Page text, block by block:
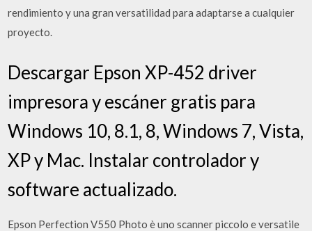
rendimiento y una gran versatilidad para adaptarse a cualquier
proyecto.
Descargar Epson XP-452 driver
impresora y escáner gratis para
Windows 10, 8.1, 8, Windows 7, Vista,
XP y Mac. Instalar controlador y
software actualizado.
Epson Perfection V550 Photo è uno scanner piccolo e versatile